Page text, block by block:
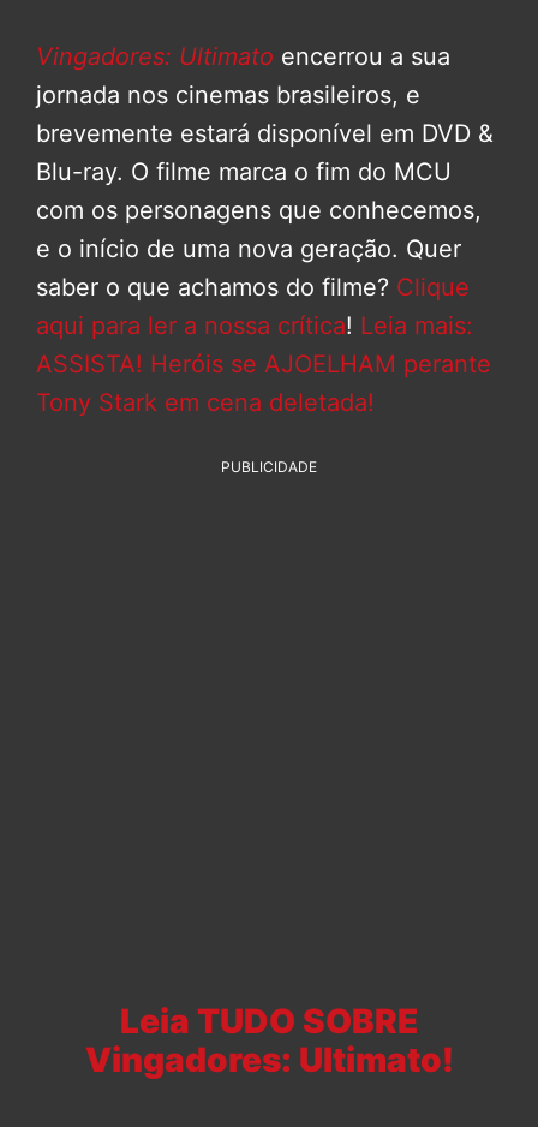
Vingadores: Ultimato encerrou a sua
jornada nos cinemas brasileiros, e
brevemente estará disponível em DVD &
Blu-ray. O filme marca o fim do MCU
com os personagens que conhecemos,
e o início de uma nova geração. Quer
saber o que achamos do filme? Clique
aqui para ler a nossa crítica! Leia mais:
ASSISTA! Heróis se AJOELHAM perante
Tony Stark em cena deletada!
PUBLICIDADE
Leia TUDO SOBRE
Vingadores: Ultimato!